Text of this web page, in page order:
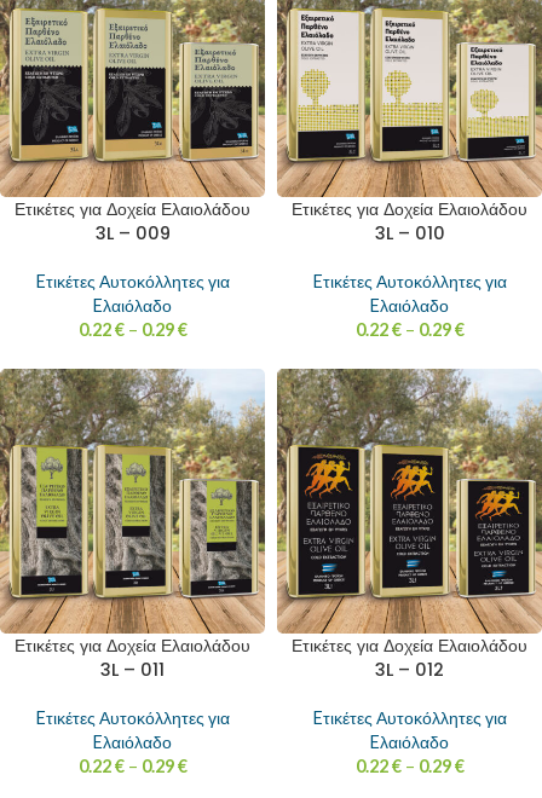
Ετικέτες για Δοχεία Ελαιολάδου
3L – 009
Eτικέτες Αυτοκόλλητες για
Eλαιόλαδο
0.22€ – 0.29€
Ετικέτες για Δοχεία Ελαιολάδου
3L – 010
Eτικέτες Αυτοκόλλητες για
Eλαιόλαδο
0.22€ – 0.29€
Ετικέτες για Δοχεία Ελαιολάδου
3L – 011
Eτικέτες Αυτοκόλλητες για
Eλαιόλαδο
0.22€ – 0.29€
Ετικέτες για Δοχεία Ελαιολάδου
3L – 012
Eτικέτες Αυτοκόλλητες για
Eλαιόλαδο
0.22€ – 0.29€